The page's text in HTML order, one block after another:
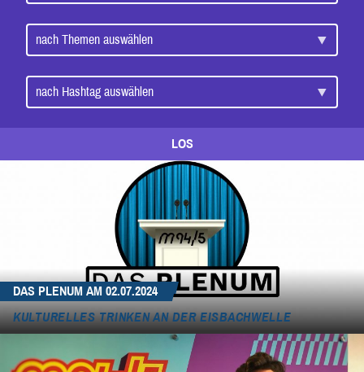
LOS
DAS PLENUM AM 02.07.2024
KULTURELLES TRINKEN AN DER EISBACHWELLE